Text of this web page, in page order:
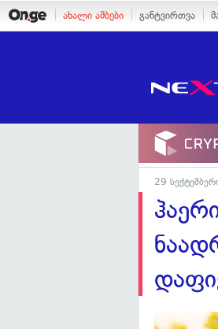
ახალი ამბები განტვირთვა
29